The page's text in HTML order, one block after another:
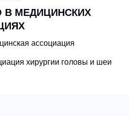
В МЕДИЦИНСКИХ
ассоциация
хирургии головы и шеи